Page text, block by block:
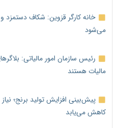
خانه کارگر قزوین: شکاف دستمزد
می‌شود
رئیس سازمان امور مالیاتی:
مالیات هستند
کاهش می‌یابد